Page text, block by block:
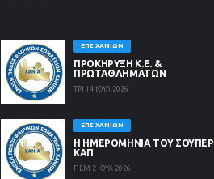
ΕΠΣ ΧΑΝΊΩΝ
ΠΡΟΚΗΡΥΞΗ Κ.Ε. &
ΠΡΩΤΑΘΛΗΜΑΤΩΝ
ΤΡΙ 14 ΙΟΥΛ 2026
ΕΠΣ ΧΑΝΊΩΝ
Η ΗΜΕΡΟΜΗΝΙΑ ΤΟΥ ΣΟΥΠΕΡ
ΚΑΠ
ΠΕΜ 2 ΙΟΥΛ 2026